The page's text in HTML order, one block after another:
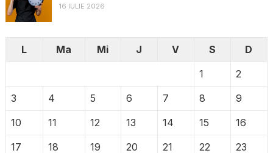
16 IULIE 2026
L Ma Mi J V S
D
1
2
3
4 5 6 7 8
9
10
11 12 13 14 15
16
17
18 19 20 21 22 23